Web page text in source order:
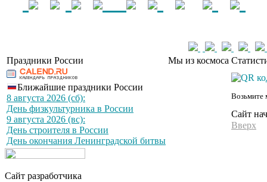
Праздники России Мы из космоса
Ближайшие праздники России
8 августа 2026 (сб):
День физкультурника в России
9 августа 2026 (вс):
День строителя в России
День окончания Ленинградской битвы
Возьмите
Сайт
Вверх
Сайт разработчика